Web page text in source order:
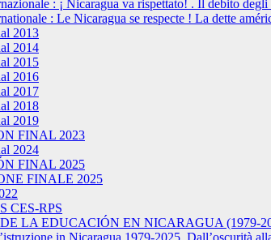
: ¡ Nicaragua va rispettato! . Il debito
: Le Nicaragua se respecte ! La dette
2013
2014
2015
2016
2017
2018
2019
FINAL 2023
2024
FINAL 2025
FINALE 2025
CES-RPS
LA EDUCACIÓN EN NICARAGUA (1979-
in Nicaragua 1979-2025. Dall’oscurità